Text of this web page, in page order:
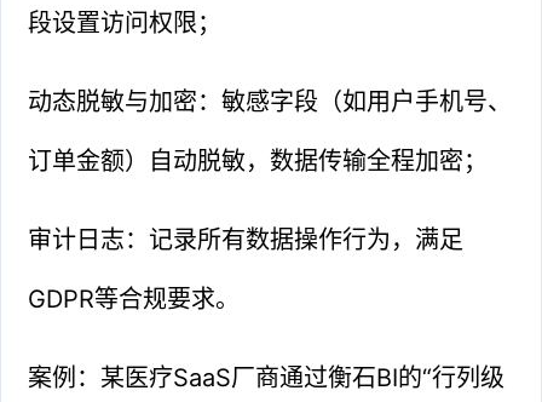
段设置访问权限；
动态脱敏与加密：敏感字段（如用户手机号、
订单金额）自动脱敏，数据传输全程加密；
审计日志：记录所有数据操作行为，满足
GDPR等合规要求。
案例：某医疗SaaS厂商通过衡石BI的“行列级